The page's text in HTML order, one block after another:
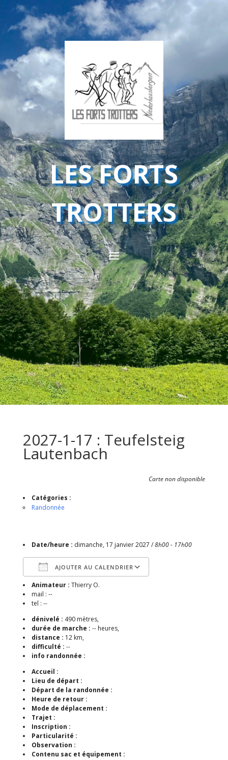
LES FORTS
TROTTERS
2027-1-17 : Teufelsteig
Lautenbach
Carte non disponible
Catégories :
Randonnée
Date/heure : dimanche, 17 janvier 2027 /8h00 - 17h00
AJOUTER AU CALENDRIER
Télécharger ICS
Animateur : Thierry O.
mail : --
tel : --
dénivelé : 490 mètres,
durée de marche : -- heures,
distance : 12 km,
difficulté : --
info randonnée :
Accueil :
Lieu de départ :
Départ de la randonnée :
Heure de retour :
Mode de déplacement :
Trajet :
Inscription :
Particularité :
Observation :
Contenu sac et équipement :